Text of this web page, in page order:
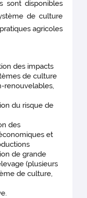
sont disponibles
de culture
agricoles
des impacts
de culture
renouvelables,
du risque de
des
et
de grande
(plusieurs
de culture,